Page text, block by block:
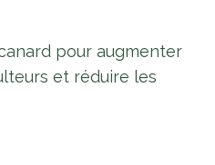
pour augmenter
et réduire les